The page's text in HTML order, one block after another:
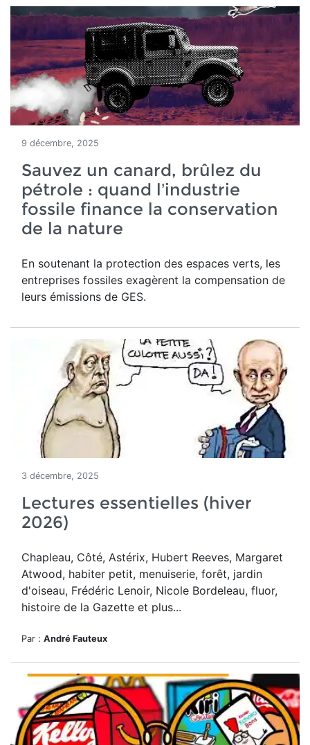
9 décembre, 2025
Sauvez un canard, brûlez du
pétrole : quand l’industrie
fossile finance la conservation
de la nature
En soutenant la protection des espaces verts, les
entreprises fossiles exagèrent la compensation de
leurs émissions de GES.
3 décembre, 2025
Lectures essentielles (hiver
2026)
Chapleau, Côté, Astérix, Hubert Reeves, Margaret
Atwood, habiter petit, menuiserie, forêt, jardin
d'oiseau, Frédéric Lenoir, Nicole Bordeleau, fluor,
histoire de la Gazette et plus...
Par : André Fauteux